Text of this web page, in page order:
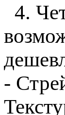
4.
-